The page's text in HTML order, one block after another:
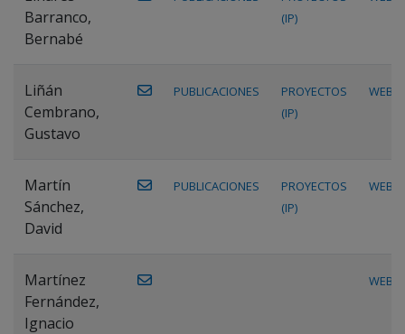
Barranco,
Bernabé
(IP)
Liñán
Cembrano,
Gustavo
PUBLICACIONES
PROYECTOS
(IP)
WEB
Martín
Sánchez,
David
PUBLICACIONES
PROYECTOS
(IP)
WEB
Martínez
Fernández,
Ignacio
WEB